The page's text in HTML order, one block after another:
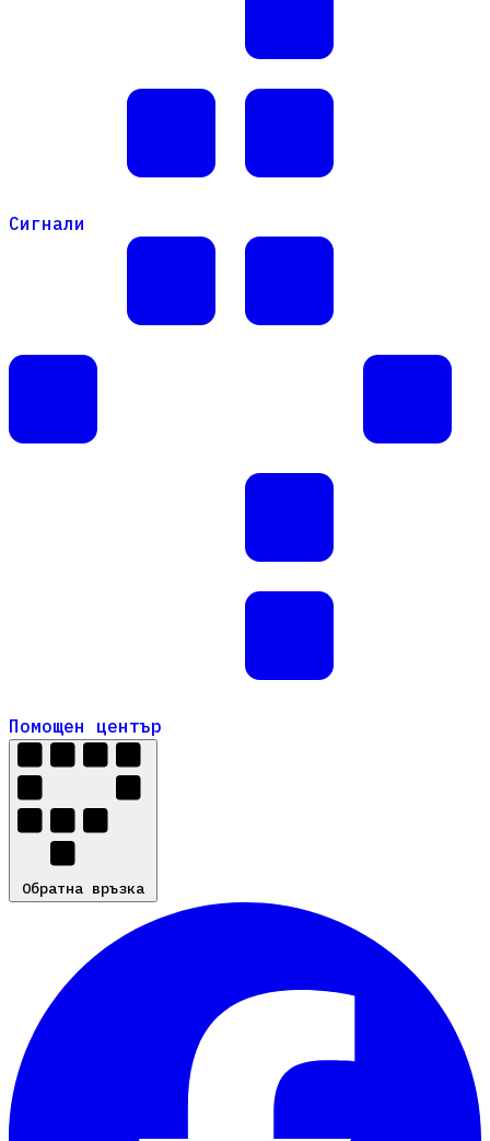
Сигнали
Помощен център
Помощен център
Обратна връзка
Обратна връзка